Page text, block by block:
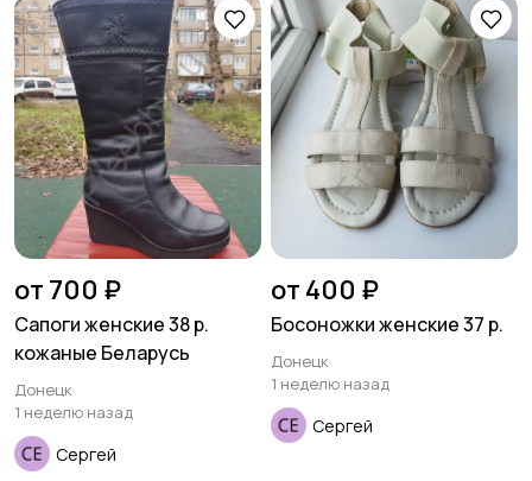
Пиджаки и костюмы Платья и юбки
Трикотаж Спортивная одежда
Футболки и топы Штаны и шорты
Другая женская
одежда
от 700 ₽
Сапоги женские 38 р.
кожаные Беларусь
Донецк
1 неделю назад
Сергей
от 400 ₽
Босоножки женские 37 р.
Донецк
1 неделю назад
Сергей